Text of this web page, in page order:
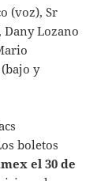
(voz), Sr
Lozano
y
boletos
el 30 de